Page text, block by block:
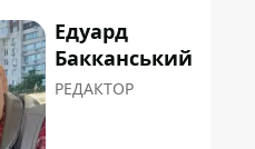
Едуард
Бакканський
РЕДАКТОР